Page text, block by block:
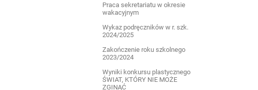
Praca sekretariatu w okresie
wakacyjnym
Wykaz podręczników w r. szk.
2024/2025
Zakończenie roku szkolnego
2023/2024
Wyniki konkursu plastycznego
ŚWIAT, KTÓRY NIE MOŻE
ZGINĄĆ